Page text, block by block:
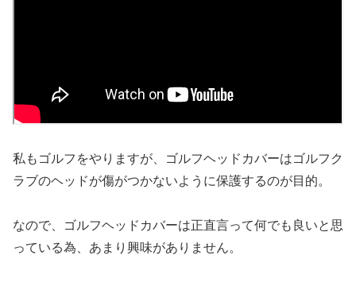
私もゴルフをやりますが、ゴルフヘッドカバーはゴルフク
ラブのヘッドが傷がつかないように保護するのが目的。
なので、ゴルフヘッドカバーは正直言って何でも良いと思
っている為、あまり興味がありません。